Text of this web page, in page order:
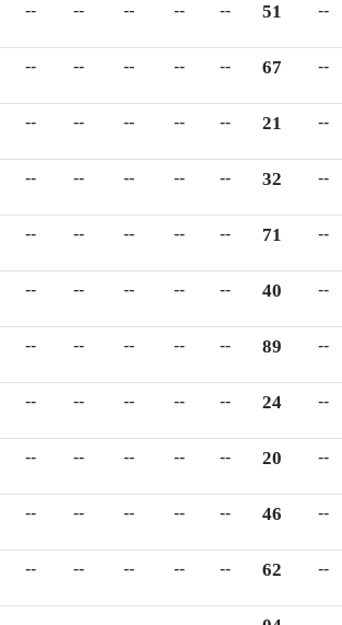
-- -- -- -- -- 51 --
-- -- -- -- -- 67 --
-- -- -- -- -- 21 --
-- -- -- -- -- 32 --
-- -- -- -- -- 71 --
-- -- -- -- -- 40 --
-- -- -- -- -- 89 --
-- -- -- -- -- 24 --
-- -- -- -- -- 20 --
-- -- -- -- -- 46 --
-- -- -- -- -- 62 --